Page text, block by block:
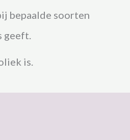
bepaalde soorten
geeft.
is.